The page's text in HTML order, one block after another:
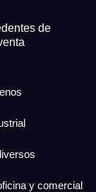
de
y comercial